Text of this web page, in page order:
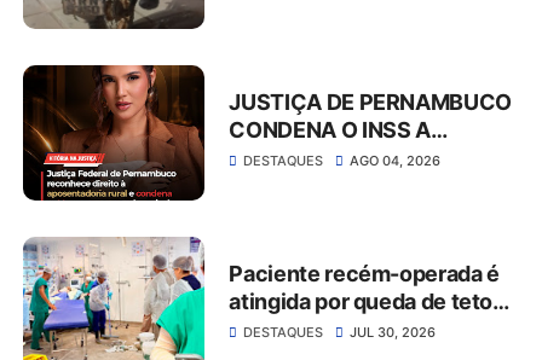
JUSTIÇA DE PERNAMBUCO
CONDENA O INSS A
CONCEDER
DESTAQUES AGO 04, 2026
Paciente recém-operada é
atingida por queda de teto
no Hospital da Restauração
DESTAQUES JUL 30, 2026